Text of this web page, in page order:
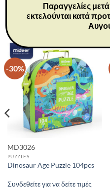
ΣΧΕΤΙΚΆ ΠΡΟΪΌΝΤΑ
-30%
MD3026
PUZZLES
Dinosaur Age Puzzle 104pcs
Συνδεθείτε για να δείτε τιμές
Παραγγελίες
εκτελούνται κατά